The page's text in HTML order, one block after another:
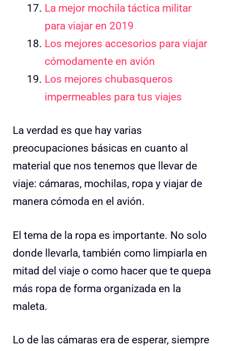
La mejor mochila táctica militar
para viajar en 2019
Los mejores accesorios para viajar
cómodamente en avión
Los mejores chubasqueros
impermeables para tus viajes
La verdad es que hay varias
preocupaciones básicas en cuanto al
material que nos tenemos que llevar de
viaje: cámaras, mochilas, ropa y viajar de
manera cómoda en el avión.
El tema de la ropa es importante. No solo
donde llevarla, también como limpiarla en
mitad del viaje o como hacer que te quepa
más ropa de forma organizada en la
maleta.
Lo de las cámaras era de esperar, siempre